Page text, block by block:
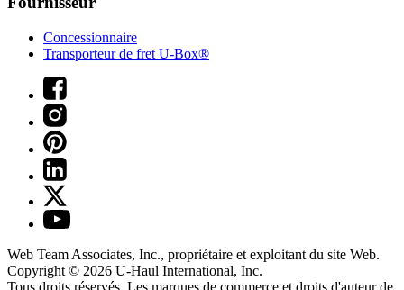
Concessionnaire
Transporteur de fret U-Box®
Web Team Associates, Inc., propriétaire et exploitant du site Web.
Copyright © 2026 U-Haul International, Inc.
Tous droits réservés. Les marques de commerce et droits d'auteur de